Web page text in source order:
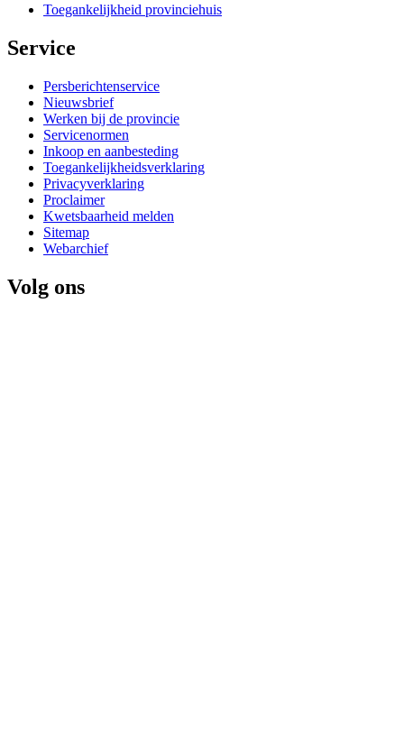
Toegankelijkheid provinciehuis
Service
Persberichtenservice
Nieuwsbrief
Werken bij de provincie
Servicenormen
Inkoop en aanbesteding
Toegankelijkheidsverklaring
Privacyverklaring
Proclaimer
Kwetsbaarheid melden
Sitemap
Webarchief
Volg ons